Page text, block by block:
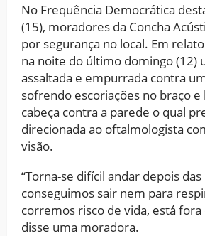
No Frequência Democrática
(15), moradores da Concha
por segurança no local. Em
na noite do último domingo (12)
assaltada e empurrada contra
sofrendo escoriações no braço e
cabeça contra a parede o qual
direcionada ao oftalmologista
visão.
“Torna-se difícil andar depois
conseguimos sair nem para
corremos risco de vida, está fora
disse uma moradora.